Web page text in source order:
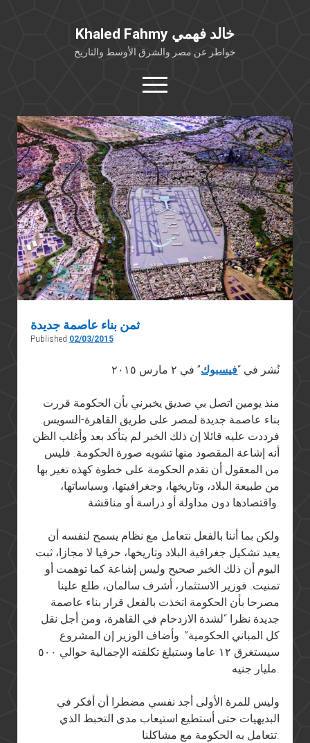
Khaled Fahmy خالد فهمي
خواطر عن مصر والشرق الأوسط والتاريخ
open
menu
twitterfacebook
خلفية شخصية
كتابات أكاديمية
مقالات صحافية
بوستات من فيسبوك
مقابلات في الإعلام
Languages
ثمن بناء عاصمة جديدة
Published 02/03/2015
نُشر في “فيسبوك” في ٢ مارس ٢٠١٥
منذ يومين اتصل بي صديق يخبرني بأن الحكومة قررت
بناء عاصمة جديدة لمصر على طريق القاهرة-السويس.
فرددت عليه قائلا إن ذلك الخبر لم يتأكد بعد وأغلب الظن
أنه إشاعة المقصود منها تشويه صورة الحكومة. فليس
من المعقول أن تقدم الحكومة على خطوة كهذه تغير بها
من طبيعة البلاد، وتاريخها، وجغرافيتها، وسياساتها،
واقتصادها دون مداولة أو دراسة أو مناقشة.
ولكن بما أننا بالفعل نتعامل مع نظام يسمح لنفسه أن
يعيد تشكيل جغرافية البلاد وتاريخها، حرفيا لا مجازا، ثبت
اليوم أن ذلك الخبر صحيح وليس إشاعة كما توهمت أو
تمنيت. فوزير الاستثمار، أشرف سالمان، طلع علينا
مصرحا بأن الحكومة اتخذت بالفعل قرار بناء عاصمة
جديدة نظرا “لشدة الازدحام في القاهرة، ومن أجل نقل
كل المباني الحكومية”. وأضاف الوزير إن المشروع
سيستغرق ١٢ عاما وستبلغ تكلفته الإجمالية حوالي ٥٠٠
مليار جنيه.
وليس للمرة الأولى أجد نفسي مضطرا أن أفكر في
البديهيات حتى أستطيع استيعاب مدى التخبط الذي
تتعامل به الحكومة مع مشاكلنا.